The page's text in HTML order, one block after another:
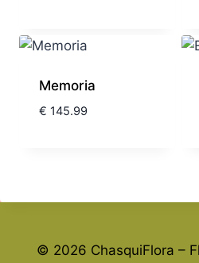
Memoria
€ 145.99
© 2026 ChasquiFlora –